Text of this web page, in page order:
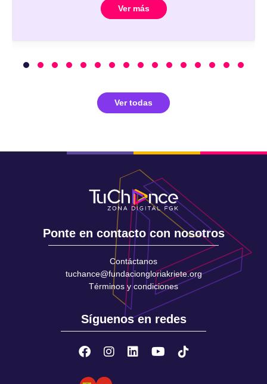
Ver más
Ver todas
Ponte en contacto con nosotros
Contáctanos
tuchance@fundaciongloriakriete.org
Términos y condiciones
Síguenos en redes